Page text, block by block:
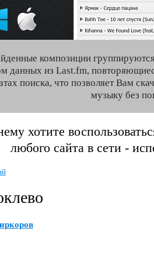
композиции
данных из Last.fm,
поиска, что позволяет Вам
музыку без
хотите
любого сайта в сети -